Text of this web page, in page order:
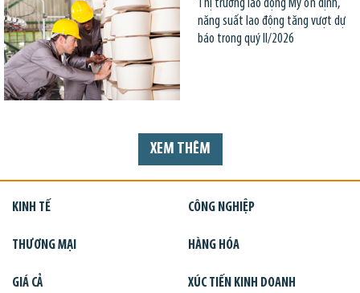
Thị trường lao động Mỹ ổn định,
năng suất lao động tăng vượt dự
báo trong quý II/2026
XEM THÊM
KINH TẾ CÔNG NGHIỆP
THƯƠNG MẠI HÀNG HÓA
GIÁ CẢ XÚC TIẾN KINH DOANH